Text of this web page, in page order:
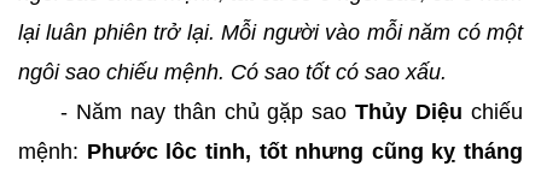
lại luân phiên trở lại. Mỗi người vào mỗi năm có một
ngôi sao chiếu mệnh. Có sao tốt có sao xấu.
- Năm nay thân chủ gặp saoThủy Diệu chiếu
mệnh: Phước lôc tinh, tốt nhưng cũng kỵ tháng